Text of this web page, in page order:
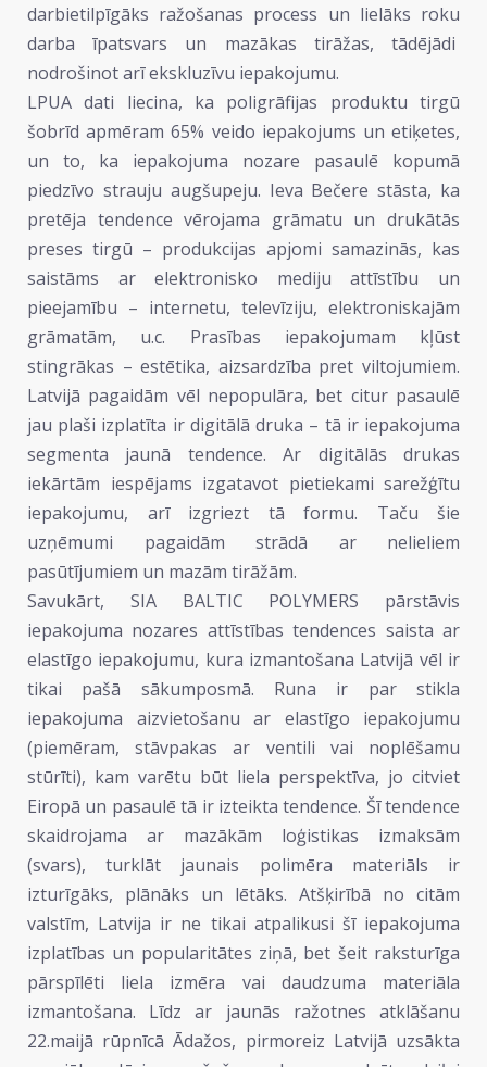
darbietilpīgāks ražošanas process un lielāks roku
darba īpatsvars un mazākas tirāžas, tādējādi
nodrošinot arī ekskluzīvu iepakojumu.
LPUA dati liecina, ka poligrāfijas produktu tirgū
šobrīd apmēram 65% veido iepakojums un etiķetes,
un to, ka iepakojuma nozare pasaulē kopumā
piedzīvo strauju augšupeju. Ieva Bečere stāsta, ka
pretēja tendence vērojama grāmatu un drukātās
preses tirgū – produkcijas apjomi samazinās, kas
saistāms ar elektronisko mediju attīstību un
pieejamību – internetu, televīziju, elektroniskajām
grāmatām, u.c. Prasības iepakojumam kļūst
stingrākas – estētika, aizsardzība pret viltojumiem.
Latvijā pagaidām vēl nepopulāra, bet citur pasaulē
jau plaši izplatīta ir digitālā druka – tā ir iepakojuma
segmenta jaunā tendence. Ar digitālās drukas
iekārtām iespējams izgatavot pietiekami sarežģītu
iepakojumu, arī izgriezt tā formu. Taču šie
uzņēmumi pagaidām strādā ar nelieliem
pasūtījumiem un mazām tirāžām.
Savukārt, SIA BALTIC POLYMERS pārstāvis
iepakojuma nozares attīstības tendences saista ar
elastīgo iepakojumu, kura izmantošana Latvijā vēl ir
tikai pašā sākumposmā. Runa ir par stikla
iepakojuma aizvietošanu ar elastīgo iepakojumu
(piemēram, stāvpakas ar ventili vai noplēšamu
stūrīti), kam varētu būt liela perspektīva, jo citviet
Eiropā un pasaulē tā ir izteikta tendence. Šī tendence
skaidrojama ar mazākām loģistikas izmaksām
(svars), turklāt jaunais polimēra materiāls ir
izturīgāks, plānāks un lētāks. Atšķirībā no citām
valstīm, Latvija ir ne tikai atpalikusi šī iepakojuma
izplatības un popularitātes ziņā, bet šeit raksturīga
pārspīlēti liela izmēra vai daudzuma materiāla
izmantošana. Līdz ar jaunās ražotnes atklāšanu
22.maijā rūpnīcā Ādažos, pirmoreiz Latvijā uzsākta